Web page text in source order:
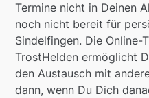
Termine nicht in Deinen
noch nicht bereit für
Sindelfingen. Die Online-
TrostHelden ermöglicht
den Austausch mit
dann, wenn Du Dich